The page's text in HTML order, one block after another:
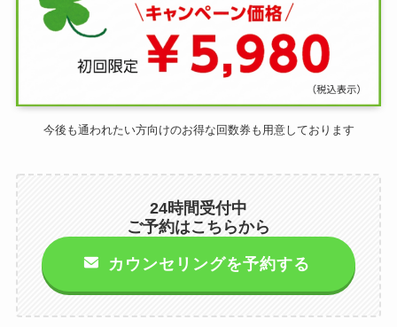
今後も通われたい方向けのお得な回数券も用意しております
24時間受付中
ご予約はこちらから
カウンセリングを予約する